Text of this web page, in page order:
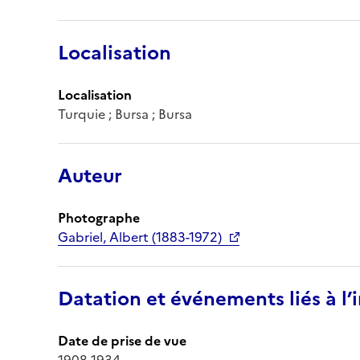
Localisation
Localisation
Turquie ; Bursa ; Bursa
Auteur
Photographe
Gabriel, Albert (1883-1972)
Datation et événements liés à
Date de prise de vue